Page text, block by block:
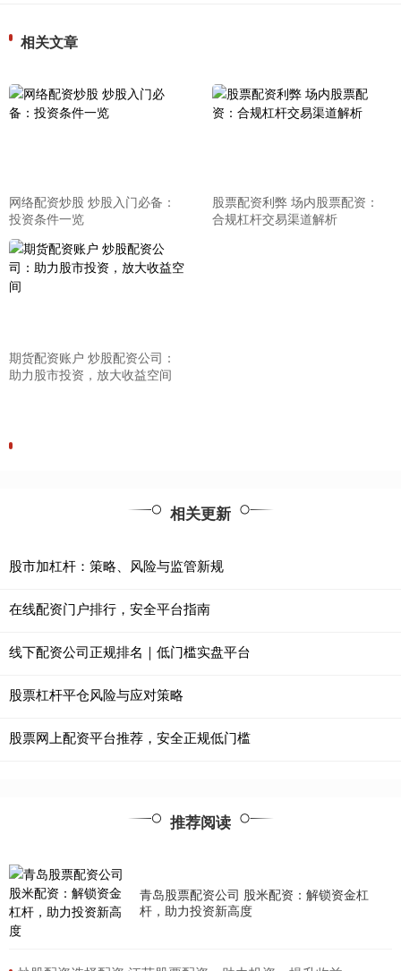
相关文章
网络配资炒股 炒股入门必备：
投资条件一览
股票配资利弊 场内股票配资：
合规杠杆交易渠道解析
期货配资账户 炒股配资公司：
助力股市投资，放大收益空间
相关更新
股市加杠杆：策略、风险与监管新规
在线配资门户排行，安全平台指南
线下配资公司正规排名｜低门槛实盘平台
股票杠杆平仓风险与应对策略
股票网上配资平台推荐，安全正规低门槛
推荐阅读
青岛股票配资公司 股米配资：解锁资金杠
杆，助力投资新高度